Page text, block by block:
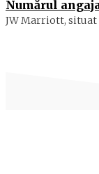
Numărul
JW Marriott,